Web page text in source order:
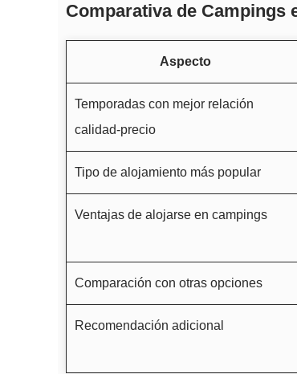
Comparativa de Campings
Aspecto
Temporadas con mejor relación
calidad-precio
Tipo de alojamiento más popular
Ventajas de alojarse en campings
Comparación con otras opciones
Recomendación adicional